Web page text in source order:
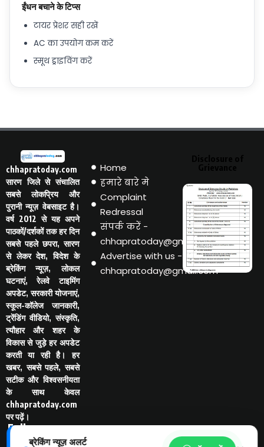
ईंधन बचाने के टिप्स
टायर प्रेशर सही रखें
AC का उपयोग कम करें
स्मूथ ड्राइविंग करें
chhapratoday.com
सारण जिले से संचालित
सबसे लोकप्रिय और
पुरानी न्यूज़ वेबसाइट है।
वर्ष 2012 से यह अपने
पाठकों/दर्शकों तक हर दिन
सबसे पहले छपरा, सारण
से लेकर देश, विदेश के
ब्रेकिंग न्यूज़, लोकल
घटनाएं, रेलवे टाइमिंग
अपडेट, सरकारी योजनाएं,
स्कूल-कॉलेज जानकारी,
ट्रेंडिंग वीडियो, संस्कृति,
त्यौहार और शहर के
विकास से जुड़े हर अपडेट
करती या रही है। हर
खबर, सबसे पहले, सबसे
सटीक और विश्वसनीयता
के साथ केवल
chhapratoday.com
पर पढ़ें।
Follo
w Us
Home
हमारे बारे मे
Complaint
Redressal
संपर्क करें -
chhapratoday@gmail.com
Advertise with us -
chhapratoday@gmail.com
ब्रेकिंग न्यूज़ अलर्ट